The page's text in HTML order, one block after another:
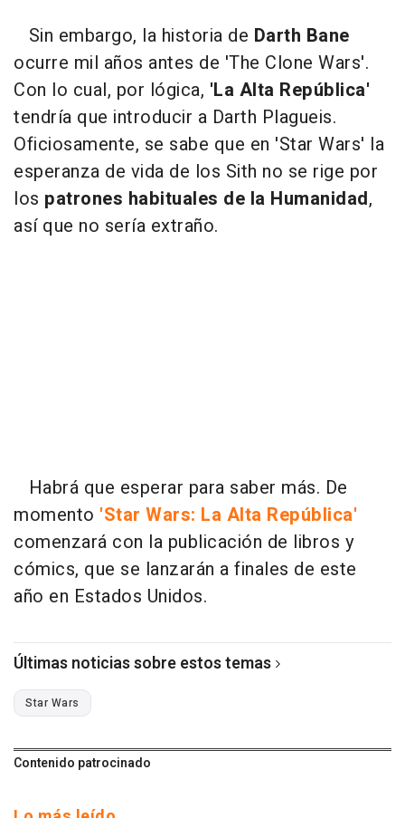
Sin embargo, la historia de Darth Bane
ocurre mil años antes de 'The Clone Wars'.
Con lo cual, por lógica, 'La Alta República'
tendría que introducir a Darth Plagueis.
Oficiosamente, se sabe que en 'Star Wars' la
esperanza de vida de los Sith no se rige por
los patrones habituales de la Humanidad,
así que no sería extraño.
Habrá que esperar para saber más. De
momento 'Star Wars: La Alta República'
comenzará con la publicación de libros y
cómics, que se lanzarán a finales de este
año en Estados Unidos.
Últimas noticias sobre estos temas
Star Wars
Contenido patrocinado